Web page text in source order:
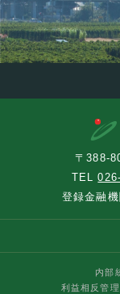
〒388-
TEL
登録金融
内部
利益相反管